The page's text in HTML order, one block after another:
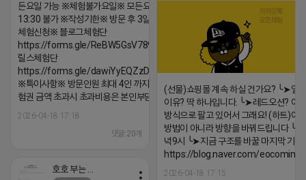
든요일 가능 ※체험불가요일※ 모든요일 12 ~
13:30 불가 ※작성기한※ 방문 후 3일 이내 ※
체험신청※ 블로그체험단
https://forms.gle/ReBW5GsV789ur2Pz6
릴스체험단
https://forms.gle/dawiYyEQZzDdqf8W8
※특이사항※ 방문인원 최대 4인 까지 가능 체
험권 금액 초과시 초과비용은 본인부담입니다.
2026-04-18 17:18
댓글:20개
(선물)쇼핑몰 계속 하실 건가요? ╰➤열
이유? 딱 하나입니다. ╰➤레드오션? 아
방식으로 팔고 있어서 그래요! (하트)이
방법이 아니라 방향을 바꿔드립니다
녁9시 ╰➤지금 구조를 바꿀 마지막 기회
https://blog.naver.com/eocomim/
2026-04-18 17:15